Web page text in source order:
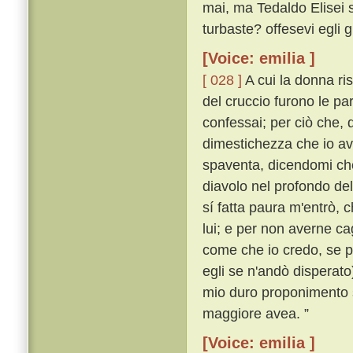
mai, ma Tedaldo Elisei
turbaste? offesevi egli
[Voice: emilia ]
[ 028 ] A cui la donna
del cruccio furono le
confessai; per ciò che,
dimestichezza che io
spaventa, dicendomi
diavolo nel profondo
sí fatta paura m'entrò,
lui; e per non averne
come che io credo, se
egli se n'andò
mio duro
maggiore avea. ”
[Voice: emilia ]